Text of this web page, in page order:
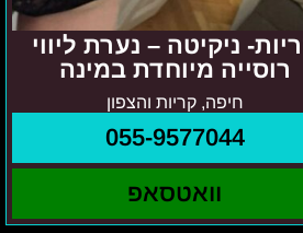
ניקיטה – נערת ליווי
רוסייה מיוחדת במינה
חיפה, קריות והצפון
055-9577044
וואטסאפ